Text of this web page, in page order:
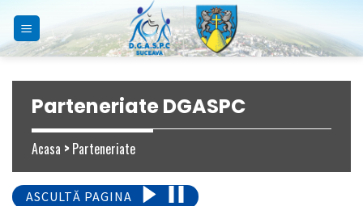
content
Parteneriate DGASPC
Acasa >Parteneriate
ASCULTĂ PAGINA